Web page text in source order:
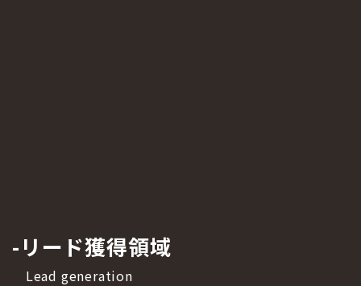
-リード獲得領域
Lead generation